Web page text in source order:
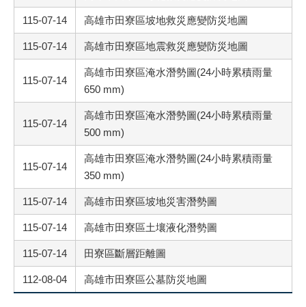
115-07-14 高雄市田寮區坡地救災應變防災地圖
115-07-14 高雄市田寮區地震救災應變防災地圖
115-07-14
高雄市田寮區淹水潛勢圖(24小時累積雨量
650 mm)
115-07-14
高雄市田寮區淹水潛勢圖(24小時累積雨量
500 mm)
115-07-14
高雄市田寮區淹水潛勢圖(24小時累積雨量
350 mm)
115-07-14 高雄市田寮區坡地災害潛勢圖
115-07-14 高雄市田寮區土壤液化潛勢圖
115-07-14 田寮區斷層距離圖
112-08-04 高雄市田寮區公墓防災地圖